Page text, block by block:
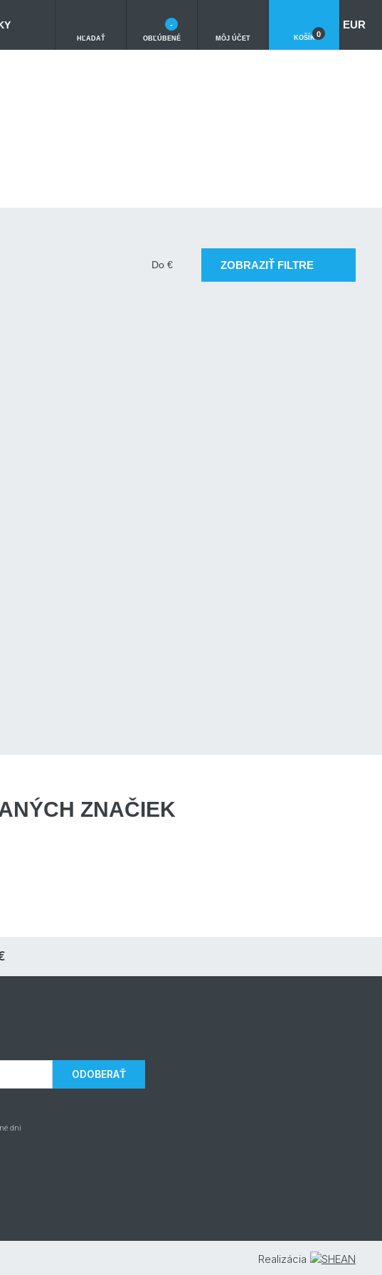
HĽADAŤ OBĽÚBENÉ
-
MÔJ ÚČET KOŠÍK 0
EUR
Do € ZOBRAZIŤ FILTRE
ZNAČIEK
ODOBERAŤ
dni
Realizácia